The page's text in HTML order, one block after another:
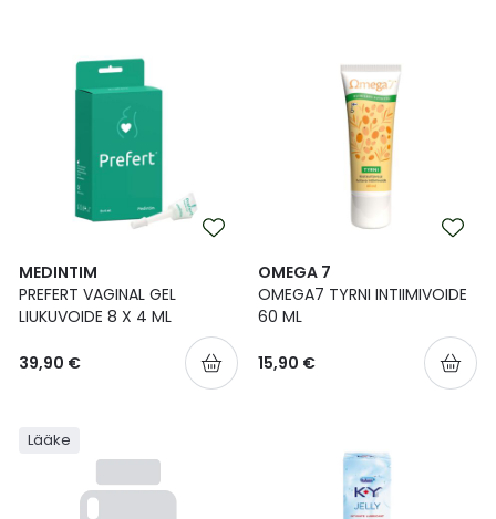
MEDINTIM
PREFERT VAGINAL GEL
LIUKUVOIDE 8 X 4 ML
39,90 €
OMEGA 7
OMEGA7 TYRNI INTIIMIVOIDE
60 ML
15,90 €
Lääke